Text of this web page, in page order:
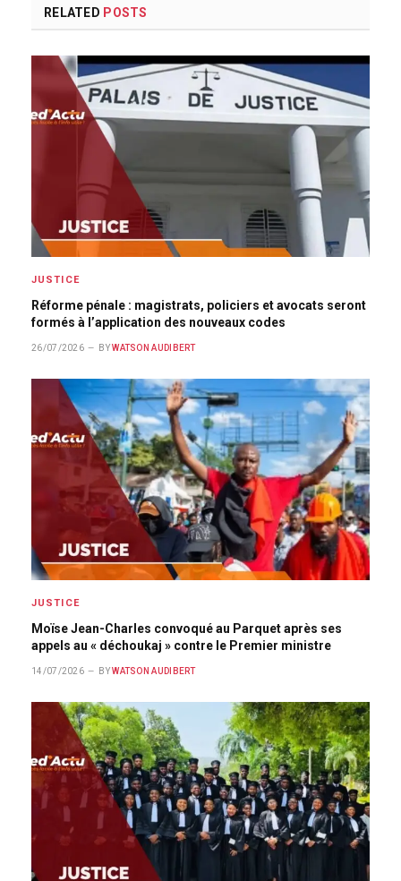
RELATED POSTS
JUSTICE
Réforme pénale : magistrats, policiers et avocats seront
formés à l’application des nouveaux codes
26/07/2026 BY WATSON AUDIBERT
JUSTICE
Moïse Jean-Charles convoqué au Parquet après ses
appels au « déchoukaj » contre le Premier ministre
14/07/2026 BY WATSON AUDIBERT